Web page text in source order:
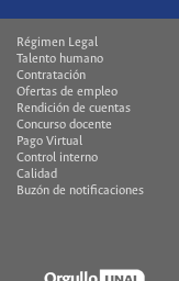
Régimen Legal
Talento humano
Contratación
Ofertas de empleo
Rendición de cuentas
Concurso docente
Pago Virtual
Control interno
Calidad
Buzón de notificaciones